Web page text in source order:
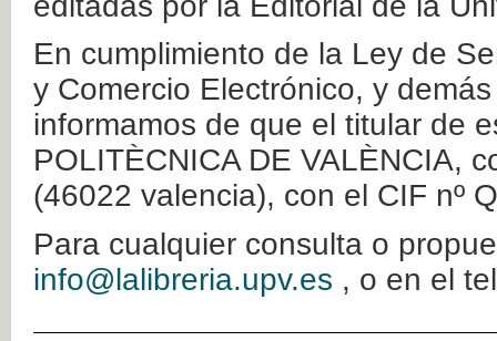
En cumplimiento de la Ley de
y Comercio Electrónico, y
informamos de que el titular de
POLITÈCNICA DE VALÈNCIA,
(46022 valencia), con el CIF nº
Para cualquier consulta o
info@lalibreria.upv.es , o en el